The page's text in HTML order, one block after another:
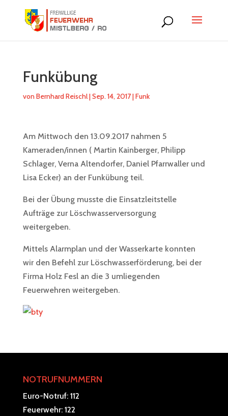
Funkübung
vonBernhard Reischl|Sep. 14, 2017|Funk
Am Mittwoch den 13.09.2017 nahmen 5
Kameraden/innen ( Martin Kainberger, Philipp
Schlager, Verna Altendorfer, Daniel Pfarrwaller und
Lisa Ecker) an der Funkübung teil.
Bei der Übung musste die Einsatzleitstelle
Aufträge zur Löschwasserversorgung
weitergeben.
Mittels Alarmplan und der Wasserkarte konnten
wir den Befehl zur Löschwasserförderung, bei der
Firma Holz Fesl an die 3 umliegenden
Feuerwehren weitergeben.
NOTRUFNUMMERN
Euro-Notruf: 112
Feuerwehr: 122